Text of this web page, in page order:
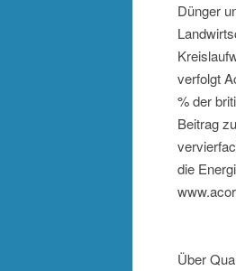
Dünger
verfolgt
% der
Beitrag
die
Über